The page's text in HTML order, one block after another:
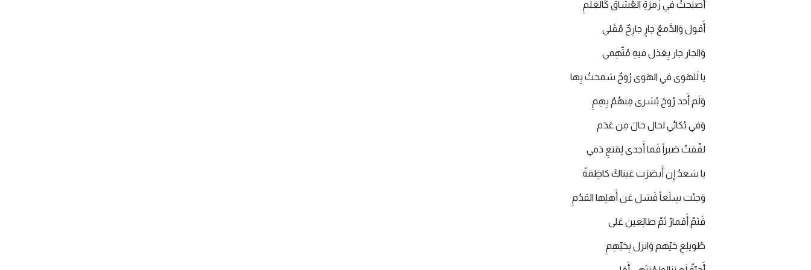
أَصبَحتُ في زُمرَةِ العُشّاق كَالعَلَمِ
أَقول وَالدَّمعُ جارٍ جارِحٌ مُقَلي
وَالجار جار بِعَذل فيهِ مُتّهِمي
يا لَلهَوى في الهَوى رُوحٌ سَمحتُ بِها
وَلَم أَجد رُوحَ بُشرى مِنهُمُ بِهِمِ
وَفي بُكائي لحال حالَ مِن عَدَم
لفّقتُ صَبراً فَما أَجدى لِمَنعِ دَمي
يا سَعدُ إِن أَبصَرَت عَيناكَ كاظِمَةً
وَجئت سِلَعاً فَسَل عَن أَهلِها القدُمِ
فَثمّ أَقمارُ تَمّ طالِعين عَلى
طُويلِعِ حَيّهم وَانزل بِحَيّهِمِ